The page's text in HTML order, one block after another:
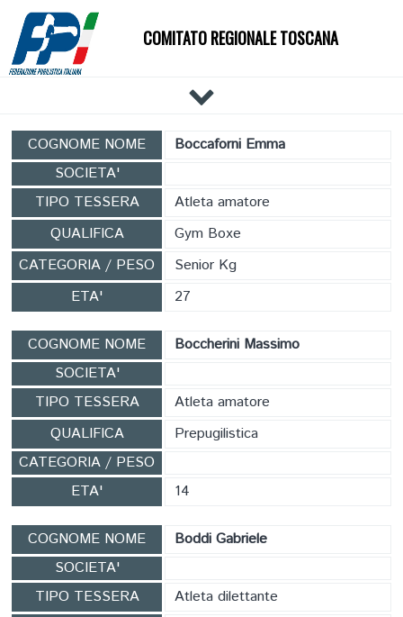
COMITATO REGIONALE TOSCANA
IL COMITATO
NEWS
PALESTRE
TECNICI
ATLETI
AFFILIAZIONE E TESSERAMENTO
COGNOME NOME
Boccaforni Emma
SOCIETA'
TIPO TESSERA
Atleta amatore
QUALIFICA
Gym Boxe
CATEGORIA / PESO
Senior Kg
ETA'
27
COGNOME NOME
Boccherini Massimo
SOCIETA'
TIPO TESSERA
Atleta amatore
QUALIFICA
Prepugilistica
CATEGORIA / PESO
ETA'
14
COGNOME NOME
Boddi Gabriele
SOCIETA'
TIPO TESSERA
Atleta dilettante